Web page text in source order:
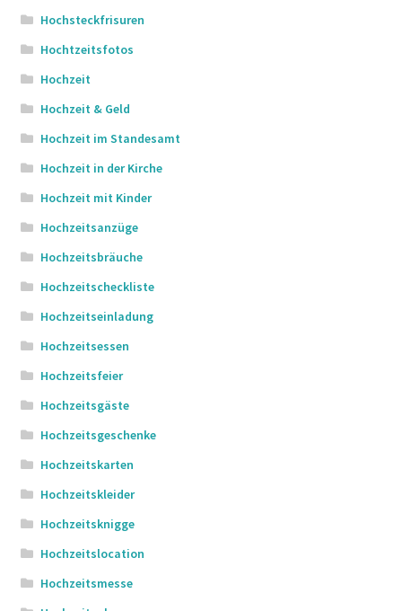
Hochsteckfrisuren
Hochtzeitsfotos
Hochzeit
Hochzeit & Geld
Hochzeit im Standesamt
Hochzeit in der Kirche
Hochzeit mit Kinder
Hochzeitsanzüge
Hochzeitsbräuche
Hochzeitscheckliste
Hochzeitseinladung
Hochzeitsessen
Hochzeitsfeier
Hochzeitsgäste
Hochzeitsgeschenke
Hochzeitskarten
Hochzeitskleider
Hochzeitsknigge
Hochzeitslocation
Hochzeitsmesse